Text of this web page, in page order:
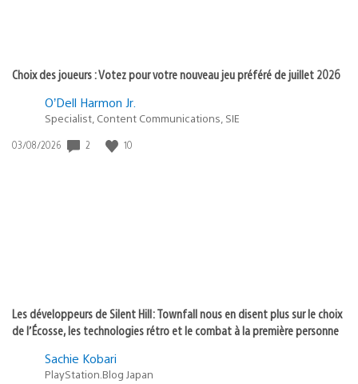
Choix des joueurs : Votez pour votre nouveau jeu préféré de juillet 2026
O’Dell Harmon Jr.
Specialist, Content Communications, SIE
Date
03/08/2026 2 10
Les développeurs de Silent Hill: Townfall nous en disent plus sur le choix
de l’Écosse, les technologies rétro et le combat à la première personne
Sachie Kobari
PlayStation.Blog Japan